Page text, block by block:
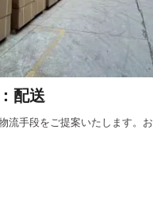
配送
流手段をご提案いたします。